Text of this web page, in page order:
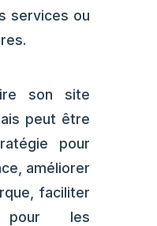
services ou
son site
peut être
pour
améliorer
faciliter
pour les